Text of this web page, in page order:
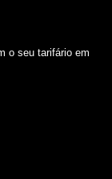
o seu tarifário em